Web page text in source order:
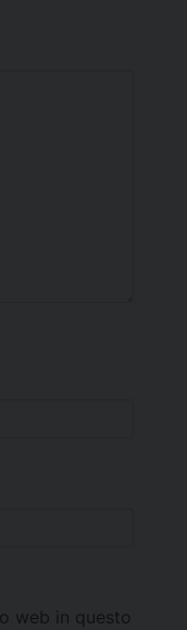
web in questo